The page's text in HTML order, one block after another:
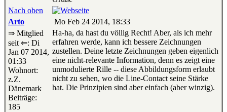
Nach oben
Arto
Mo Feb 24 2014, 18:33
⇒ Mitglied
seit ⇐: Di
Jan 07 2014,
01:33
Wohnort:
z.Z.
Dänemark
Beiträge:
185
Ha-ha, da hast du völlig Recht! Aber, als ich mehr
erfahren werde, kann ich bessere Zeichnungen
zustellen. Deine letzte Zeichnungen geben eigenlich
eine nicht-relevante Information, denn es zeigt eine
unmodulierte Rille -- diese Abbildungsform erlaubt
nicht zu sehen, wo die Line-Contact seine Stärke
hat. Die Prinzipien sind aber einfach (aber winzig).